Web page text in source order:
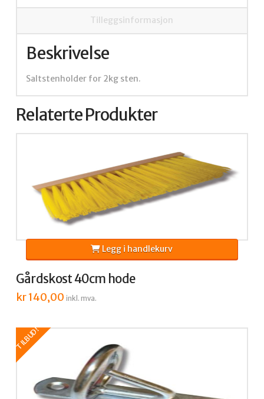
Tilleggsinformasjon
Beskrivelse
Saltstenholder for 2kg sten.
Relaterte Produkter
Gårdskost 40cm hode
kr140,00 inkl. mva.
Legg i handlekurv
TILBUD!